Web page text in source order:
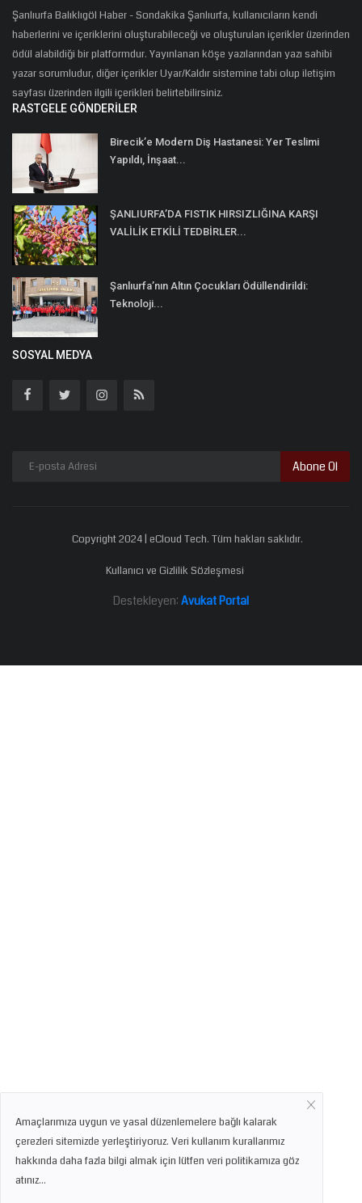
Şanlıurfa Balıklıgöl Haber - Sondakika Şanlıurfa, kullanıcıların kendi
haberlerini ve içeriklerini oluşturabileceği ve oluşturulan içerikler üzerinden
ödül alabildiği bir platformdur. Yayınlanan köşe yazılarından yazı sahibi
yazar sorumludur, diğer içerikler Uyar/Kaldır sistemine tabi olup iletişim
sayfası üzerinden ilgili içerikleri belirtebilirsiniz.
RASTGELE GÖNDERILER
Birecik’e Modern Diş Hastanesi: Yer Teslimi
Yapıldı, İnşaat...
ŞANLIURFA’DA FISTIK HIRSIZLIĞINA KARŞI
VALİLİK ETKİLİ TEDBİRLER...
Şanlıurfa’nın Altın Çocukları Ödüllendirildi:
Teknoloji...
SOSYAL MEDYA
Abone Ol
Copyright 2024 | eCloud Tech. Tüm hakları saklıdır.
Kullanıcı ve Gizlilik Sözleşmesi
Destekleyen: Avukat Portal
Amaçlarımıza uygun ve yasal düzenlemelere bağlı kalarak
çerezleri sitemizde yerleştiriyoruz. Veri kullanım kurallarımız
hakkında daha fazla bilgi almak için lütfen veri politikamıza göz
atınız...